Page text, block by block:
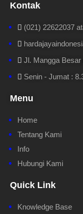
Kontak
(021) 22622037
Jl. Mangga Besar
Senin - Jumat :
Menu
Home
Tentang Kami
Info
Hubungi Kami
Quick Link
Knowledge Base